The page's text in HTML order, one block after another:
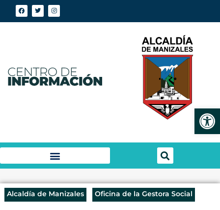
Alcaldía de Manizales Oficina de la Gestora Social